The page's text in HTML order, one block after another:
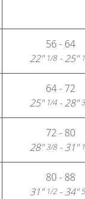
56 - 64
22"1/8- 25"
64 - 72
25"1/4- 28"
72 - 80
28"3/8- 31"
80 - 88
31"1/2- 34"